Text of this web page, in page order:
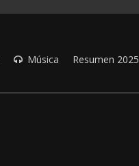
Música Resumen 2025